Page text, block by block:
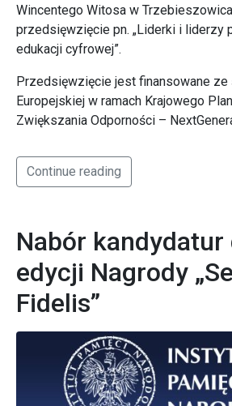
Wincentego Witosa w
przedsięwzięcie pn. „Liderki i liderzy
edukacji cyfrowej”.
Przedsięwzięcie jest finansowane ze
Europejskiej w ramach Krajowego
Zwiększania Odporności –
Continue reading
Nabór kandydatur
edycji Nagrody
Fidelis”